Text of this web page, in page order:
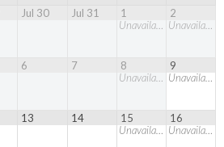
Jul 30 Jul 31
1
Unavailable
2
Unavailable
6 7
8
Unavailable
9
Unavailable
13 14
15
Unavailable
16
Unavailable